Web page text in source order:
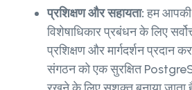
प्रशिक्षण और सहायता:हम आपकी
विशेषाधिकार प्रबंधन के लिए
प्रशिक्षण और मार्गदर्शन
संगठन को एक सुरक्षित